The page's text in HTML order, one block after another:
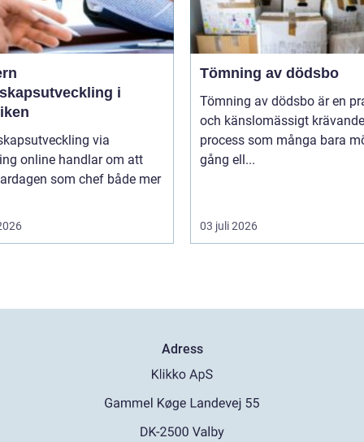
i
via
online handlar om att
som chef både mer
Tömning av dödsbo
Tömning av dödsbo är en
och känslomässigt krävande
process som många bara
gång ell...
03 juli 2026
Adress